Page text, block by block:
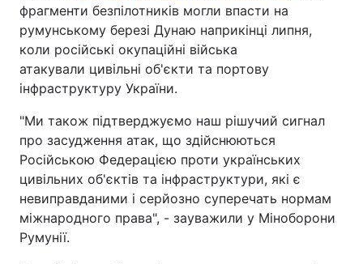
фрагменти безпілотників могли впасти на
румунському березі Дунаю наприкінці липня,
коли російські окупаційні війська
атакували цивільні об'єкти та портову
інфраструктуру України.
"Ми також підтверджуємо наш рішучий сигнал
про засудження атак, що здійснюються
Російською Федерацією проти українських
цивільних об'єктів та інфраструктури, які є
невиправданими і серйозно суперечать нормам
міжнародного права", - зауважили у Міноборони
Румунії.